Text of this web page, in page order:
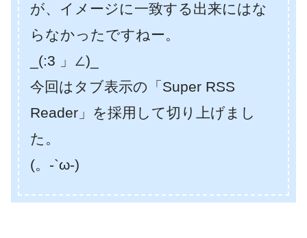
が、イメージに一致する出来にはな
らなかったですねー。
_(:3 」∠)_
今回はタブ表示の「Super RSS
Reader」を採用して切り上げまし
た。
(。-`ω-)